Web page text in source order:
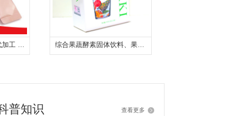
综合果蔬酵素固体饮料、果蔬酵素代加工生产
普知识 查看更多